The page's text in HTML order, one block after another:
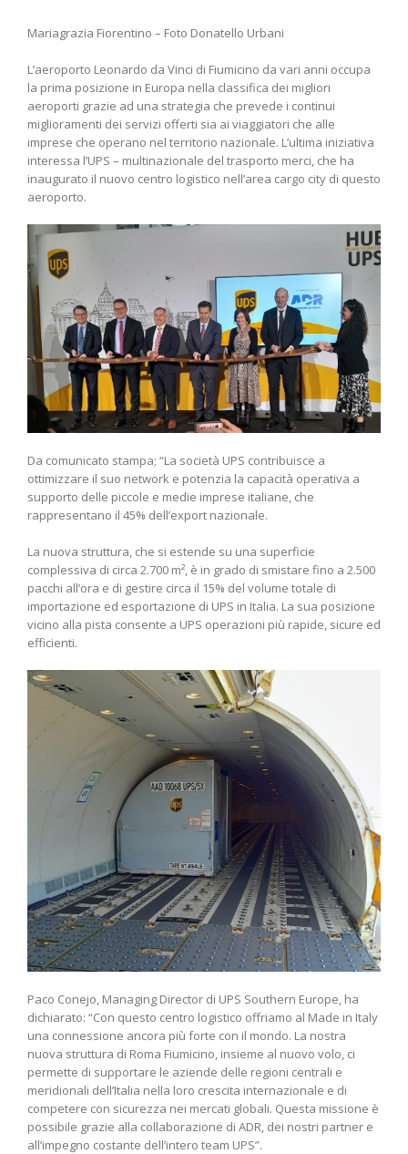
Mariagrazia Fiorentino – Foto Donatello Urbani
L’aeroporto Leonardo da Vinci di Fiumicino da vari anni occupa
la prima posizione in Europa nella classifica dei migliori
aeroporti grazie ad una strategia che prevede i continui
miglioramenti dei servizi offerti sia ai viaggiatori che alle
imprese che operano nel territorio nazionale. L’ultima iniziativa
interessa l’UPS – multinazionale del trasporto merci, che ha
inaugurato il nuovo centro logistico nell’area cargo city di questo
aeroporto.
Da comunicato stampa; “La società UPS contribuisce a
ottimizzare il suo network e potenzia la capacità operativa a
supporto delle piccole e medie imprese italiane, che
rappresentano il 45% dell’export nazionale.
La nuova struttura, che si estende su una superficie
complessiva di circa 2.700 m², è in grado di smistare fino a 2.500
pacchi all’ora e di gestire circa il 15% del volume totale di
importazione ed esportazione di UPS in Italia. La sua posizione
vicino alla pista consente a UPS operazioni più rapide, sicure ed
efficienti.
Paco Conejo, Managing Director di UPS Southern Europe, ha
dichiarato: “Con questo centro logistico offriamo al Made in Italy
una connessione ancora più forte con il mondo. La nostra
nuova struttura di Roma Fiumicino, insieme al nuovo volo, ci
permette di supportare le aziende delle regioni centrali e
meridionali dell’Italia nella loro crescita internazionale e di
competere con sicurezza nei mercati globali. Questa missione è
possibile grazie alla collaborazione di ADR, dei nostri partner e
all’impegno costante dell’intero team UPS”.